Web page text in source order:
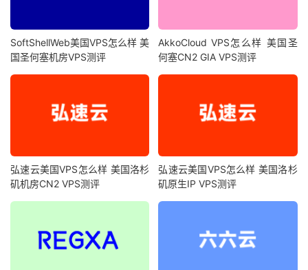
SoftShellWeb美国VPS怎么样 美
国圣何塞机房VPS测评
AkkoCloud VPS怎么样 美国圣
何塞CN2 GIA VPS测评
弘速云美国VPS怎么样 美国洛杉
矶机房CN2 VPS测评
弘速云美国VPS怎么样 美国洛杉
矶原生IP VPS测评